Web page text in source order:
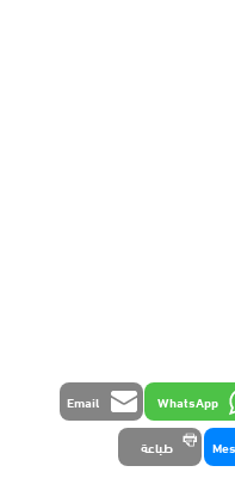
WhatsApp
Email
طباعة